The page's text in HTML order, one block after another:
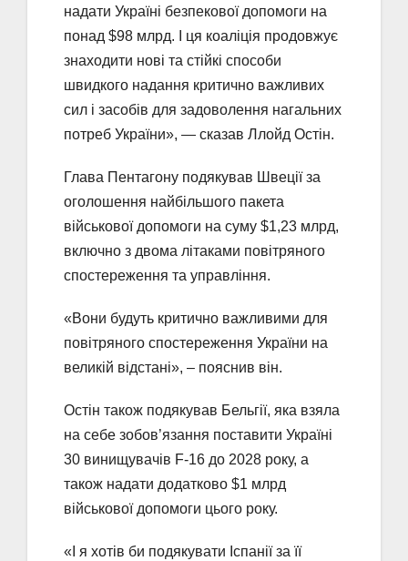
надати Україні безпекової допомоги на
понад $98 млрд. І ця коаліція продовжує
знаходити нові та стійкі способи
швидкого надання критично важливих
сил і засобів для задоволення нагальних
потреб України», — сказав Ллойд Остін.
Глава Пентагону подякував Швеції за
оголошення найбільшого пакета
військової допомоги на суму $1,23 млрд,
включно з двома літаками повітряного
спостереження та управління.
«Вони будуть критично важливими для
повітряного спостереження України на
великій відстані», – пояснив він.
Остін також подякував Бельгії, яка взяла
на себе зобов’язання поставити Україні
30 винищувачів F-16 до 2028 року, а
також надати додатково $1 млрд
військової допомоги цього року.
«І я хотів би подякувати Іспанії за її